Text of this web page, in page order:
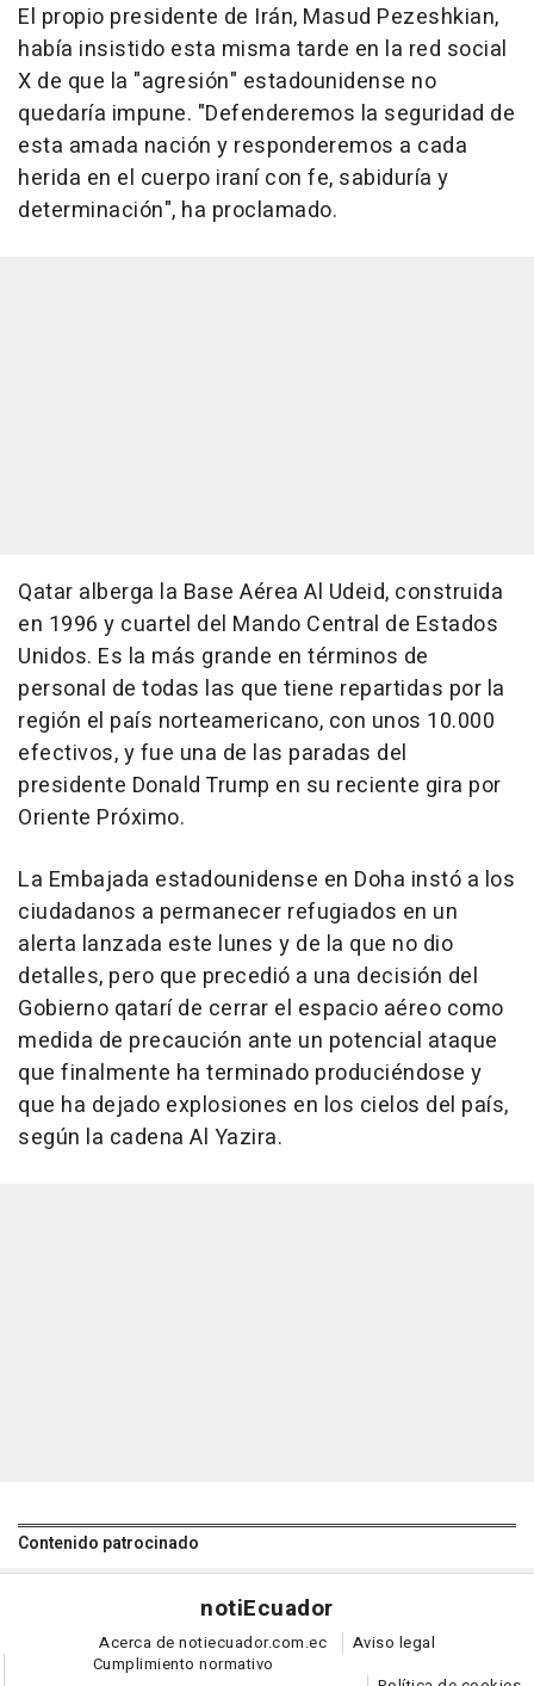
El propio presidente de Irán, Masud Pezeshkian,
había insistido esta misma tarde en la red social
X de que la "agresión" estadounidense no
quedaría impune. "Defenderemos la seguridad de
esta amada nación y responderemos a cada
herida en el cuerpo iraní con fe, sabiduría y
determinación", ha proclamado.
Qatar alberga la Base Aérea Al Udeid, construida
en 1996 y cuartel del Mando Central de Estados
Unidos. Es la más grande en términos de
personal de todas las que tiene repartidas por la
región el país norteamericano, con unos 10.000
efectivos, y fue una de las paradas del
presidente Donald Trump en su reciente gira por
Oriente Próximo.
La Embajada estadounidense en Doha instó a los
ciudadanos a permanecer refugiados en un
alerta lanzada este lunes y de la que no dio
detalles, pero que precedió a una decisión del
Gobierno qatarí de cerrar el espacio aéreo como
medida de precaución ante un potencial ataque
que finalmente ha terminado produciéndose y
que ha dejado explosiones en los cielos del país,
según la cadena Al Yazira.
Contenido patrocinado
notiEcuador
Acerca de notiecuador.com.ec
Aviso legal
Cumplimiento normativo